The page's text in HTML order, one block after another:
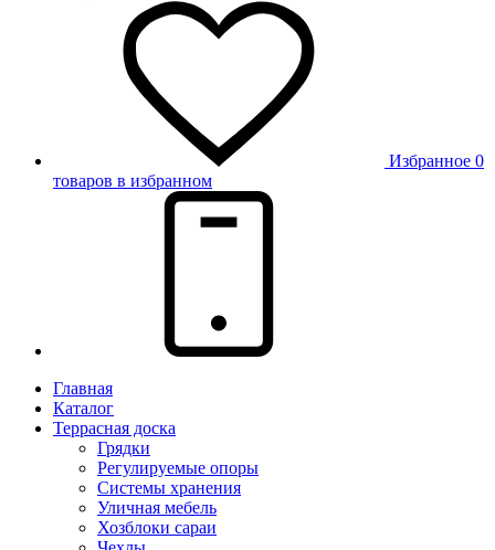
Избранное 0
товаров в избранном
Главная
Каталог
Террасная доска
Грядки
Регулируемые опоры
Системы хранения
Уличная мебель
Хозблоки сараи